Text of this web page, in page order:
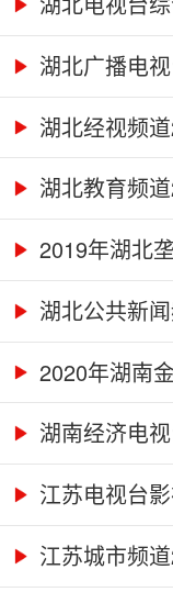
湖北广播电
湖北经视频
湖北教育频
2019年湖北
湖北公共新
2020年湖南
湖南经济电
江苏电视台
江苏城市频